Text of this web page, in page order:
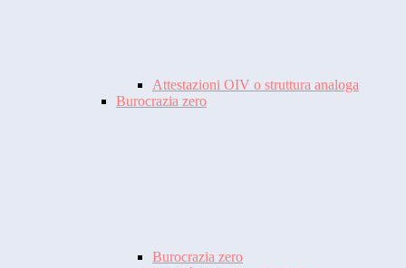
Attestazioni OIV o struttura analoga
Burocrazia zero
Burocrazia zero